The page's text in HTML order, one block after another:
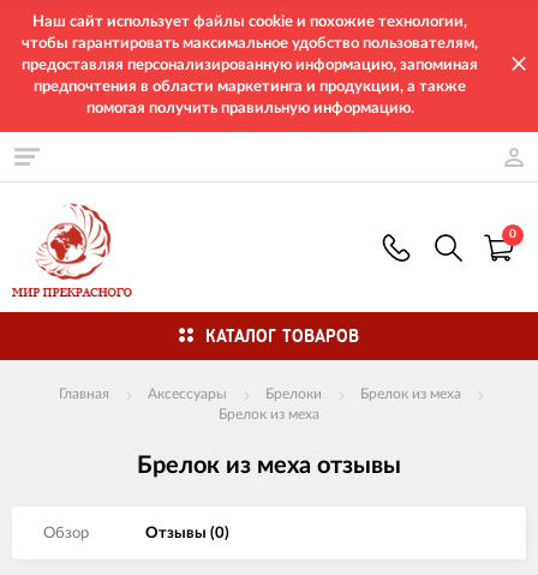
Наш сайт использует файлы cookie и похожие технологии,
чтобы гарантировать максимальное удобство пользователям,
предоставляя персонализированную информацию, запоминая
предпочтения в области маркетинга и продукции, а также
помогая получить правильную информацию.
0
КАТАЛОГ ТОВАРОВ
Главная Аксессуары Брелоки
Брелок из меха
Брелок из меха
Брелок из меха отзывы
Обзор Отзывы (0)